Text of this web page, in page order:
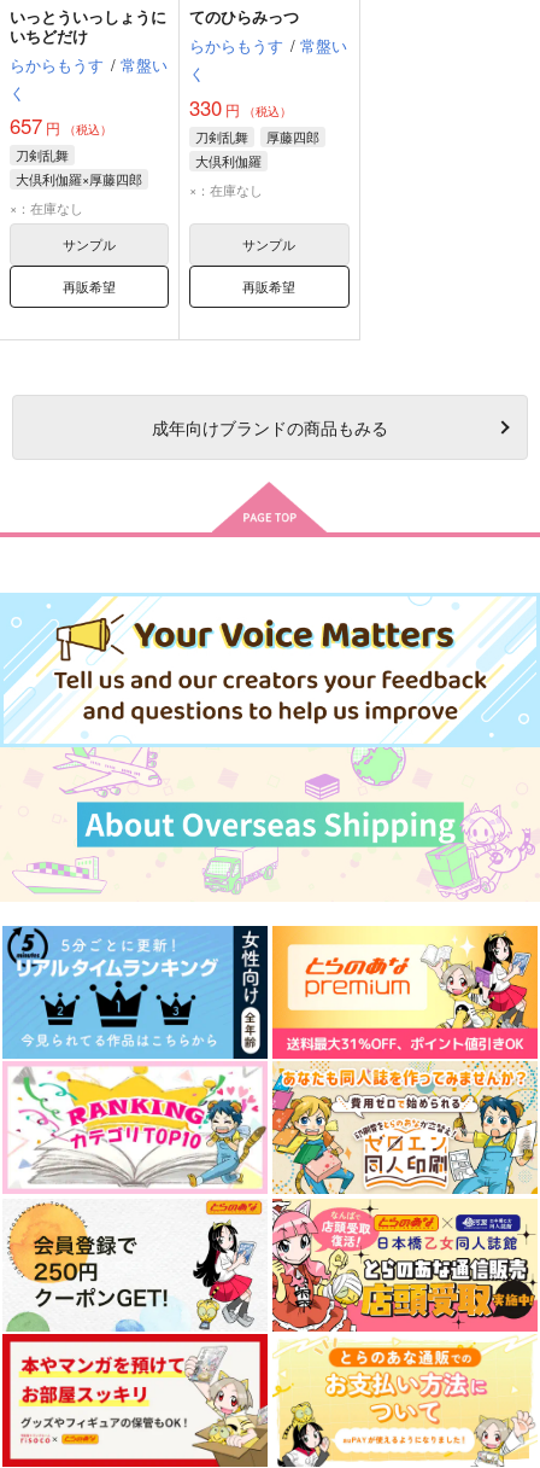
いっとういっしょうに
いちどだけ
らからもうす / 常盤い
く
657 円 （税込）
刀剣乱舞
大倶利伽羅×厚藤四郎
厚藤四郎
×：在庫なし
サンプル
再販希望
てのひらみっつ
らからもうす / 常盤い
く
330 円 （税込）
刀剣乱舞
厚藤四郎
大倶利伽羅
×：在庫なし
サンプル
再販希望
成年向けブランドの商品もみる